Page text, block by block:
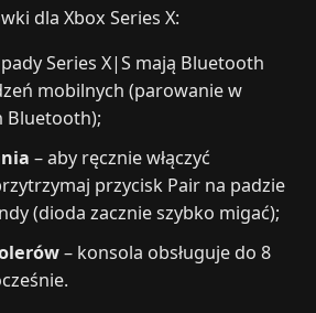
dla Xbox Series X:
Series X|S mają Bluetooth
mobilnych (parowanie w
Bluetooth);
– aby ręcznie włączyć
przycisk Pair na padzie
(dioda zacznie szybko migać);
– konsola obsługuje do 8